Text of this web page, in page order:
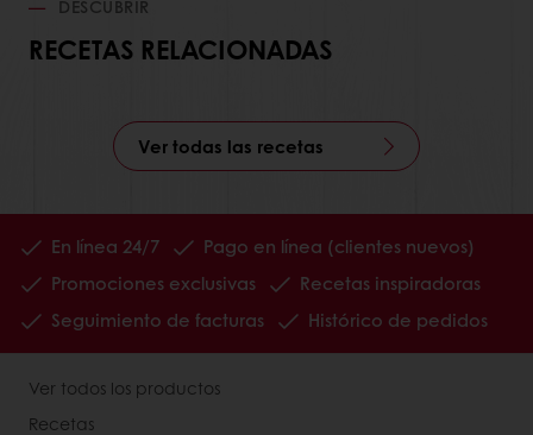
DESCUBRIR
RECETAS RELACIONADAS
Ver todas las recetas
En línea 24/7
Pago en línea (clientes nuevos)
Promociones exclusivas
Recetas inspiradoras
Seguimiento de facturas
Histórico de pedidos
Ver todos los productos
Recetas